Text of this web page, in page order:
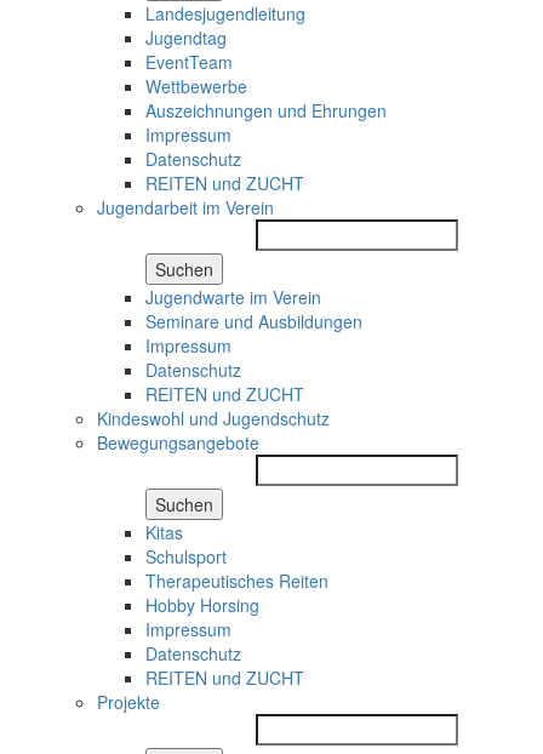
Landesjugendleitung
Jugendtag
EventTeam
Wettbewerbe
Auszeichnungen und Ehrungen
Impressum
Datenschutz
REITEN und ZUCHT
Jugendarbeit im Verein
Suchen
Jugendwarte im Verein
Seminare und Ausbildungen
Impressum
Datenschutz
REITEN und ZUCHT
Kindeswohl und Jugendschutz
Bewegungsangebote
Suchen
Kitas
Schulsport
Therapeutisches Reiten
Hobby Horsing
Impressum
Datenschutz
REITEN und ZUCHT
Projekte